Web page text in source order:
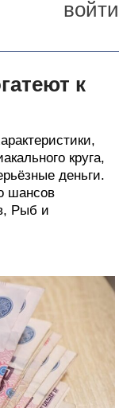
войти
к
круга,
деньги.
шансов
Рыб и